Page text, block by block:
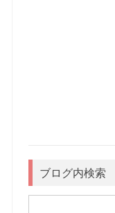
ブログ内検索